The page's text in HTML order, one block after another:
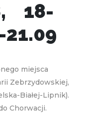
18-
miejsca
Zebrzydowskiej,
Białej-Lipnik).
Chorwacji.